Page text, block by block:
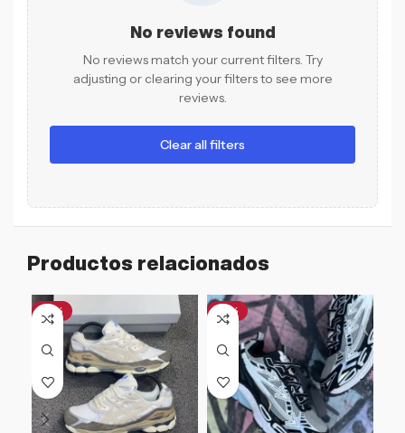
No reviews found
No reviews match your current filters. Try
adjusting or clearing your filters to see more
reviews.
Clear all filters
Productos relacionados
-31% -18%